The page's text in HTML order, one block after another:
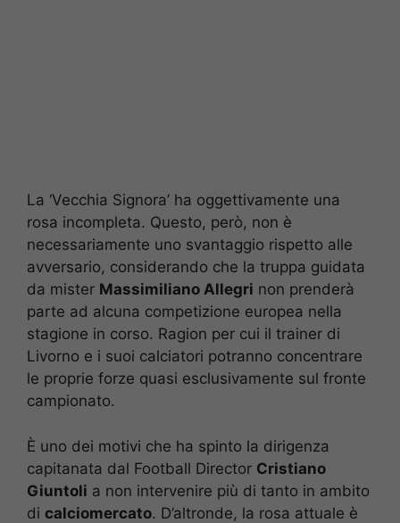
La ‘Vecchia Signora’ ha oggettivamente una
rosa incompleta. Questo, però, non è
necessariamente uno svantaggio rispetto alle
avversario, considerando che la truppa guidata
da mister Massimiliano Allegri non prenderà
parte ad alcuna competizione europea nella
stagione in corso. Ragion per cui il trainer di
Livorno e i suoi calciatori potranno concentrare
le proprie forze quasi esclusivamente sul fronte
campionato.
È uno dei motivi che ha spinto la dirigenza
capitanata dal Football Director Cristiano
Giuntoli a non intervenire più di tanto in ambito
di calciomercato. D’altronde, la rosa attuale è